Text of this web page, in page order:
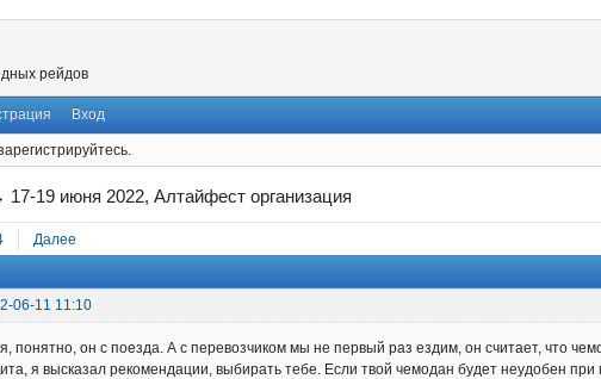
рейдов
Вход
17-19 июня 2022, Алтайфест организация
Далее
06-11 11:10
понятно, он с поезда. А с перевозчиком мы не первый раз ездим, он считает, что
я высказал рекомендации, выбирать тебе. Если твой чемодан будет неудобен при